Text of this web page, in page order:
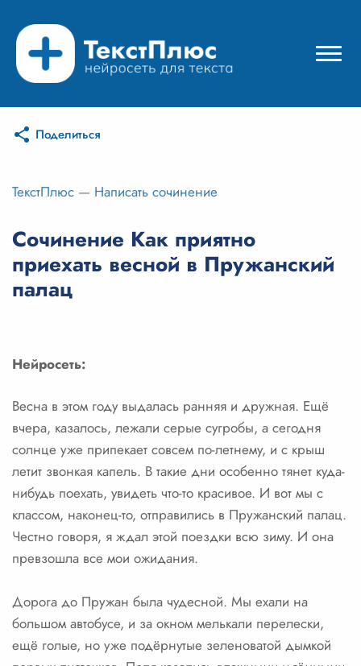
Режимы нейросети
Цены
Вход
Вход с Telegram
Поделиться
ТекстПлюс — Написать сочинение
Сочинение Как приятно
приехать весной в Пружанский
палац
Нейросеть:
Весна в этом году выдалась ранняя и дружная. Ещё
вчера, казалось, лежали серые сугробы, а сегодня
солнце уже припекает совсем по-летнему, и с крыш
летит звонкая капель. В такие дни особенно тянет куда-
нибудь поехать, увидеть что-то красивое. И вот мы с
классом, наконец-то, отправились в Пружанский палац.
Честно говоря, я ждал этой поездки всю зиму. И она
превзошла все мои ожидания.
Дорога до Пружан была чудесной. Мы ехали на
большом автобусе, и за окном мелькали перелески,
ещё голые, но уже подёрнутые зеленоватой дымкой